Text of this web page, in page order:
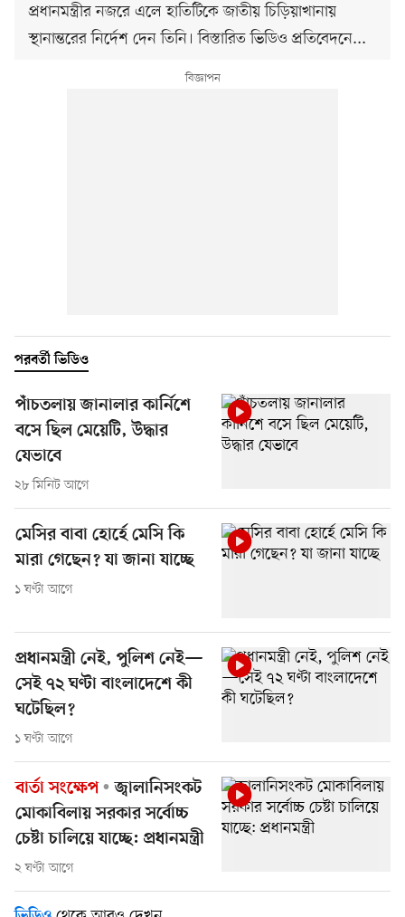
প্রধানমন্ত্রীর নজরে এলে হাতিটিকে জাতীয় চিড়িয়াখানায়
স্থানান্তরের নির্দেশ দেন তিনি। বিস্তারিত ভিডিও প্রতিবেদনে...
পরবর্তী ভিডিও
পাঁচতলায় জানালার কার্নিশে
বসে ছিল মেয়েটি, উদ্ধার
যেভাবে
২৮ মিনিট আগে
মেসির বাবা হোর্হে মেসি কি
মারা গেছেন? যা জানা যাচ্ছে
১ ঘণ্টা আগে
প্রধানমন্ত্রী নেই, পুলিশ নেই—
সেই ৭২ ঘণ্টা বাংলাদেশে কী
ঘটেছিল?
১ ঘণ্টা আগে
বার্তা সংক্ষেপ
জ্বালানিসংকট
মোকাবিলায় সরকার সর্বোচ্চ
চেষ্টা চালিয়ে যাচ্ছে: প্রধানমন্ত্রী
২ ঘণ্টা আগে